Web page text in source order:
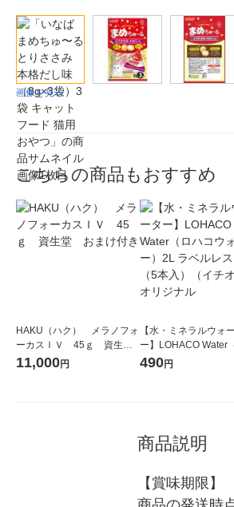
画像を見る
こちらの商品もおすすめ
HAKU（ハク） メラノフォ
ーカスＩＶ 45ｇ 資生
堂 おまけ付き
11,000円
【水・ミネラルウォ
ー】LOHACO Water
コウォーター）2L ラ
490円
商品説明
【賞味期限】